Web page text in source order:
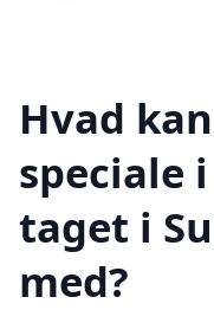
Hvad
speciale
taget i
med?